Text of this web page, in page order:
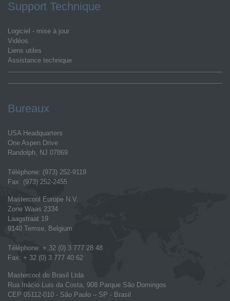
Support Technique
Logiciel - mise à jour
Vidéos
Liens utiles
Assistance technique
Bureaux
USA Headquarters
One Aspen Drive
Randolph, NJ 07869
Téléphone: (973) 252-9119
Fax: (973) 252-2455
Mastercool Europe N.V.
Zone Waas 2334
Laagstraat 19
9140 Temse, Belgium
Téléphone: + 32 (0) 3 777 28 48
Fax: + 32 (0) 3 777 40 62
Mastercool do Brasil Ltda
Rua Inácio Luis da Costa, 908 Parque São Domingos
CEP 05112-010 - São Paulo – SP - Brasil